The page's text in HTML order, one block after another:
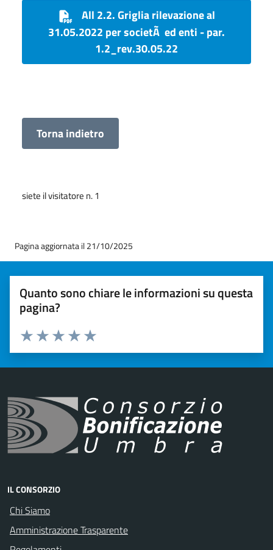
All 2.2. Griglia rilevazione al
31.05.2022 per societÃ ed enti - par.
1.2_rev.30.05.22
Torna indietro
siete il visitatore n. 1
Pagina aggiornata il 21/10/2025
Quanto sono chiare le informazioni su questa
pagina?
Valuta 5 stelle su 5
Valuta 4 stelle su 5
Valuta 3 stelle su 5
Valuta 2 stelle su 5
Valuta 1 stelle su 5
IL CONSORZIO
Chi Siamo
Amministrazione Trasparente